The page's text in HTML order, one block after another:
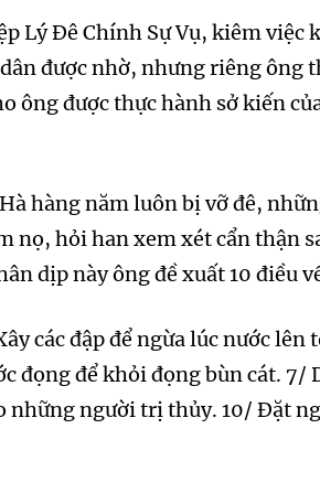
Lý Đê Chính Sự Vụ, kiêm
được nhờ, nhưng riêng ông
được thực hành sở kiến
hàng năm luôn bị vỡ đê,
nọ, hỏi han xem xét cẩn thận
dịp này ông đề xuất 10 điều
các đập để ngừa lúc nước
đọng để khỏi đọng bùn cát. 7/
người trị thủy. 10/ Đặt